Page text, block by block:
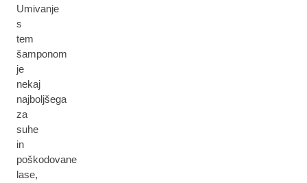
Umivanje
s
tem
šamponom
je
nekaj
najboljšega
za
suhe
in
poškodovane
lase,